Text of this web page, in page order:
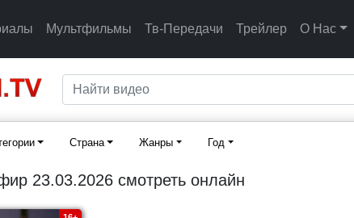
Мультфильмы Тв-Передачи Трейлер О Нас
Страна Жанры Год
23.03.2026 смотреть онлайн